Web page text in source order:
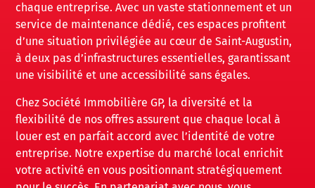
chaque entreprise. Avec un vaste stationnement et un
service de maintenance dédié, ces espaces profitent
d’une situation privilégiée au cœur de Saint-Augustin,
à deux pas d’infrastructures essentielles, garantissant
une visibilité et une accessibilité sans égales.
Chez Société Immobilière GP, la diversité et la
flexibilité de nos offres assurent que chaque local à
louer est en parfait accord avec l’identité de votre
entreprise. Notre expertise du marché local enrichit
votre activité en vous positionnant stratégiquement